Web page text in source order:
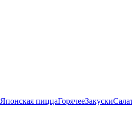
Японская пиццаГорячееЗакуски